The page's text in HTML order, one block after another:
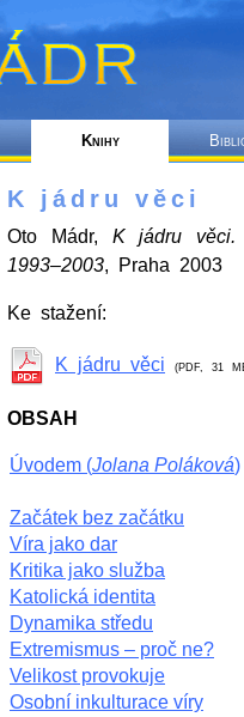
Knihy
K jádru věci
Oto Mádr, K jádru věci.
1993–2003, Praha 2003
Ke stažení:
K jádru věci (PDF, 31
OBSAH
Úvodem (Jolana Poláková)
Začátek bez začátku
Víra jako dar
Kritika jako služba
Katolická identita
Dynamika středu
Extremismus – proč ne?
Velikost provokuje
Osobní inkulturace víry